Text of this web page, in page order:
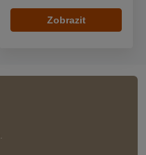
Zobrazit